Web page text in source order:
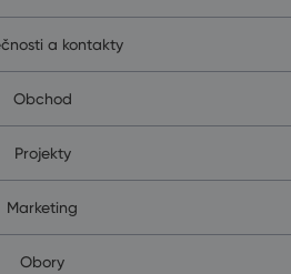
a kontakty
Obchod
Projekty
Marketing
Obory